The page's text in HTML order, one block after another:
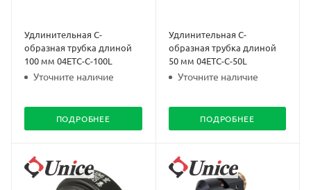
Удлинительная C-
образная трубка длиной
100 мм 04ETC-C-100L
Уточните наличие
ПОДРОБНЕЕ
Удлинительная C-
образная трубка длиной
50 мм 04ETC-C-50L
Уточните наличие
ПОДРОБНЕЕ